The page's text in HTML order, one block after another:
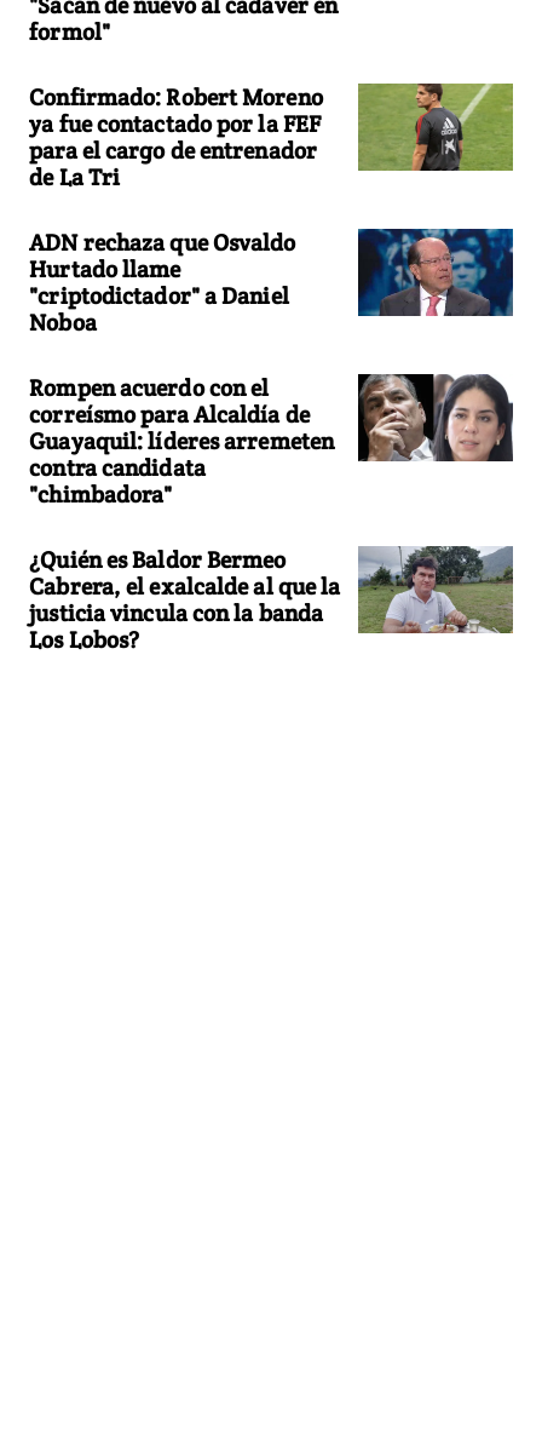
formol"
Confirmado: Robert Moreno
ya fue contactado por la FEF
para el cargo de entrenador
de La Tri
ADN rechaza que Osvaldo
Hurtado llame
"criptodictador" a Daniel
Noboa
Rompen acuerdo con el
correísmo para Alcaldía de
Guayaquil: líderes arremeten
contra candidata
"chimbadora"
¿Quién es Baldor Bermeo
Cabrera, el exalcalde al que la
justicia vincula con la banda
Los Lobos?